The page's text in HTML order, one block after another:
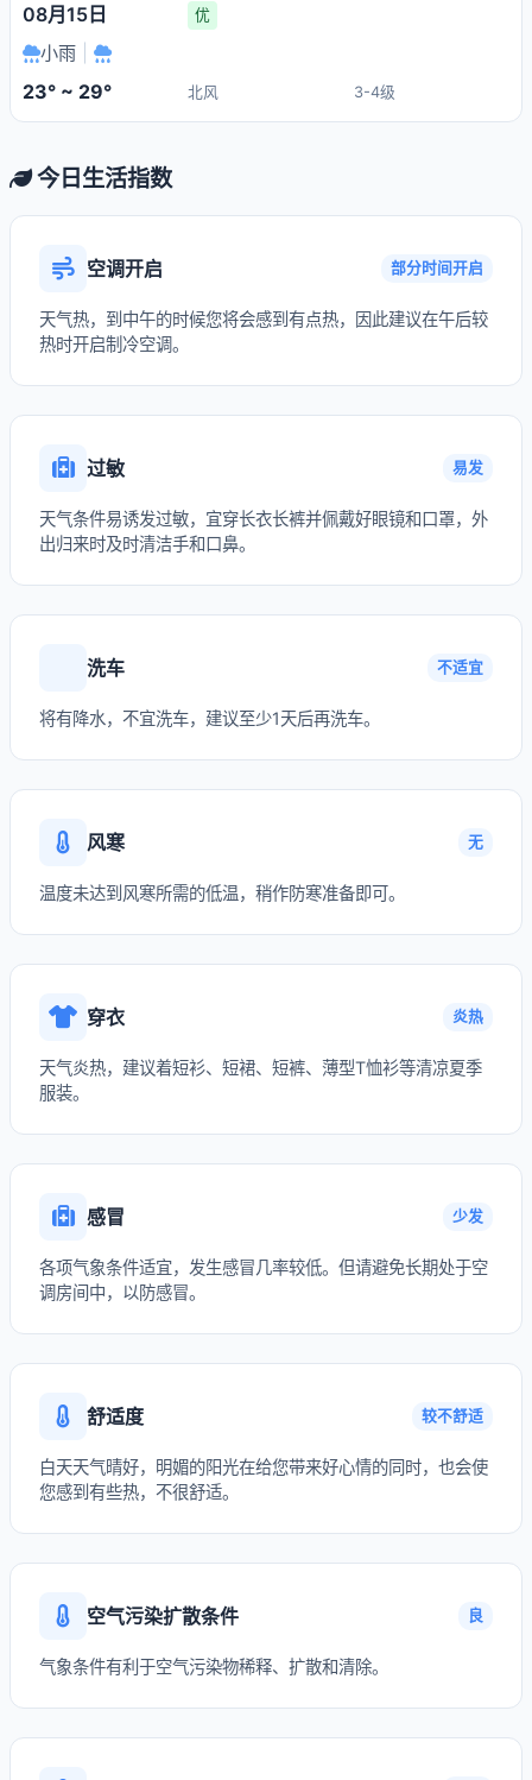
08月15日 优
小雨
23° ~ 29° 北风 3-4级
今日生活指数
空调开启 部分时间开启
天气热，到中午的时候您将会感到有点热，因此建议在午后较
热时开启制冷空调。
过敏 易发
天气条件易诱发过敏，宜穿长衣长裤并佩戴好眼镜和口罩，外
出归来时及时清洁手和口鼻。
洗车 不适宜
将有降水，不宜洗车，建议至少1天后再洗车。
风寒 无
温度未达到风寒所需的低温，稍作防寒准备即可。
穿衣 炎热
天气炎热，建议着短衫、短裙、短裤、薄型T恤衫等清凉夏季
服装。
感冒 少发
各项气象条件适宜，发生感冒几率较低。但请避免长期处于空
调房间中，以防感冒。
舒适度 较不舒适
白天天气晴好，明媚的阳光在给您带来好心情的同时，也会使
您感到有些热，不很舒适。
空气污染扩散条件 良
气象条件有利于空气污染物稀释、扩散和清除。